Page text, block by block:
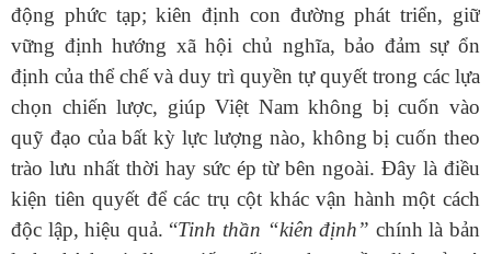
động phức tạp; kiên định con đường phát triển, giữ
vững định hướng xã hội chủ nghĩa, bảo đảm sự ổn
định của thể chế và duy trì quyền tự quyết trong các lựa
chọn chiến lược, giúp Việt Nam không bị cuốn vào
quỹ đạo của bất kỳ lực lượng nào, không bị cuốn theo
trào lưu nhất thời hay sức ép từ bên ngoài. Đây là điều
kiện tiên quyết để các trụ cột khác vận hành một cách
độc lập, hiệu quả. “Tinh thần “kiên định” chính là bản